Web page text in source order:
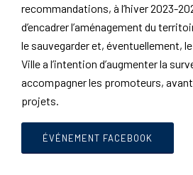
recommandations, à l’hiver 2023-
d’encadrer l’aménagement du
le sauvegarder et, éventuellement,
Ville a l’intention d’augmenter la
accompagner les promoteurs,
projets.
ÉVÉNEMENT FACEBOOK